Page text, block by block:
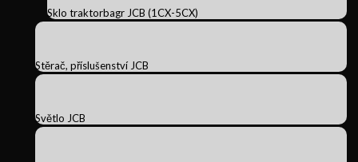
Sklo traktorbagr JCB (1CX-5CX)
Stěrač, příslušenství JCB
Světlo JCB